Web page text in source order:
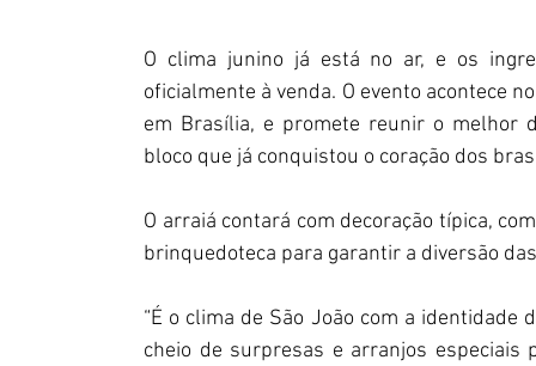
O clima junino já está no ar, e os
oficialmente à venda. O evento acontece
em Brasília, e promete reunir o melhor
bloco que já conquistou o coração dos
O arraiá contará com decoração típica,
brinquedoteca para garantir a diversão
“É o clima de São João com a
cheio de surpresas e arranjos especiais